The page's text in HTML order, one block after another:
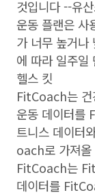
것입니다 --유
운동 플랜은 사
가 너무 높거나
에 따라 일주일
헬스 킷
FitCoach는 건
운동 데이터를
트니스 데이터
oach로 가져올
FitCoach는
데이터를